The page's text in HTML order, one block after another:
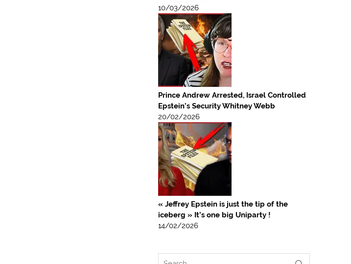
10/03/2026
Prince Andrew Arrested, Israel Controlled
Epstein’s Security Whitney Webb
20/02/2026
« Jeffrey Epstein is just the tip of the
iceberg » It’s one big Uniparty !
14/02/2026